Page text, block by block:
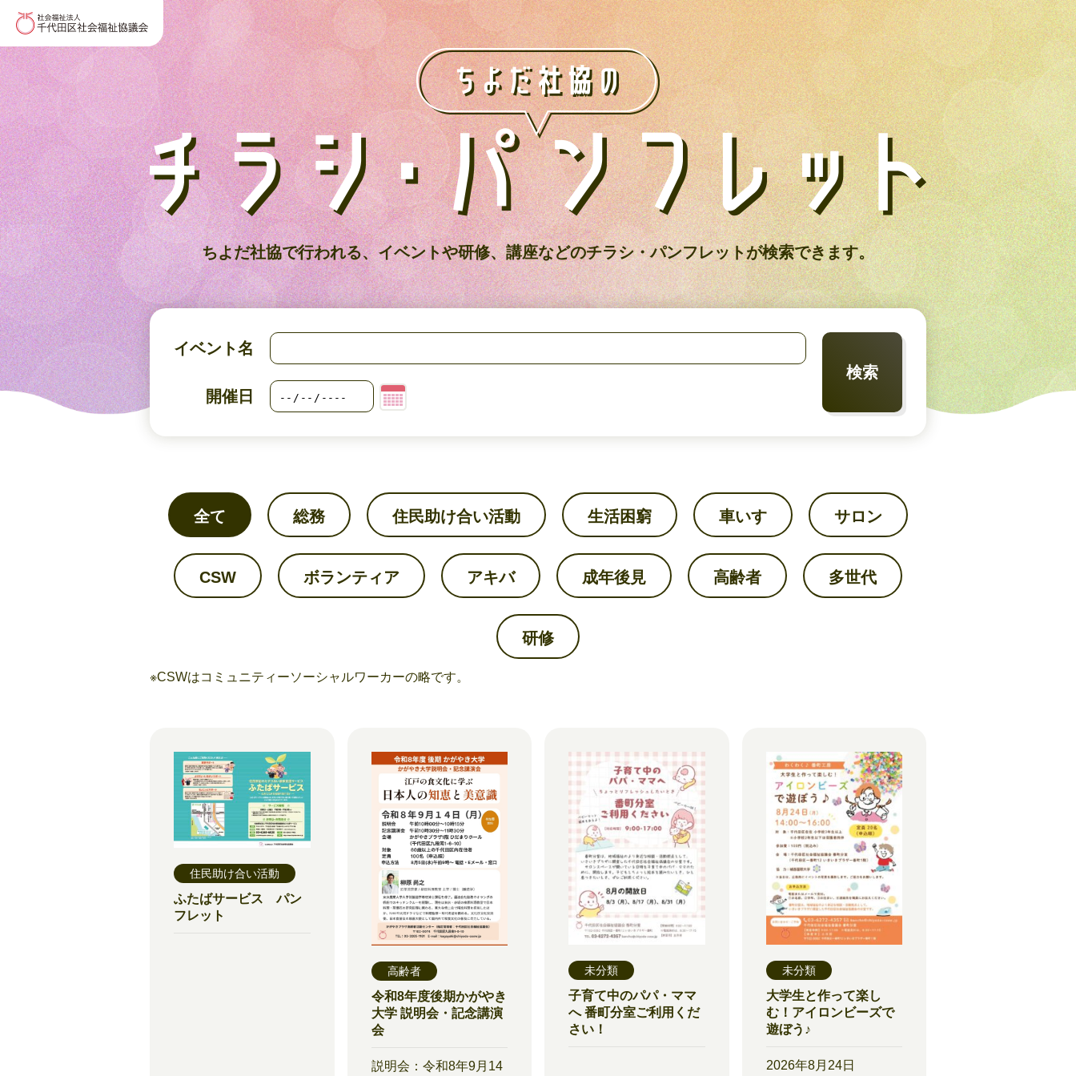
ちよだ社協で行われる、イベントや研修、講座などのチラシ・パンフレットが検索できます。
イベント名
開催日
検索
全て 総務 住民助け合い活動 生活困窮 車いす サロン
CSW ボランティア アキバ 成年後見 高齢者 多世代
研修
※CSWはコミュニティーソーシャルワーカーの略です。
住民助け合い活動
ふたばサービス パン
フレット
高齢者
令和8年度後期かがやき
大学 説明会・記念講演
会
説明会：令和8年9月14
未分類
子育て中のパパ・ママ
へ 番町分室ご利用くだ
さい！
未分類
大学生と作って楽し
む！アイロンビーズで
遊ぼう♪
2026年8月24日